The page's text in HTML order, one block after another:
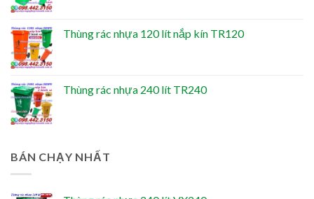
Thùng rác nhựa 120 lít nắp kín TR120
Thùng rác nhựa 240 lít TR240
BÁN CHẠY NHẤT